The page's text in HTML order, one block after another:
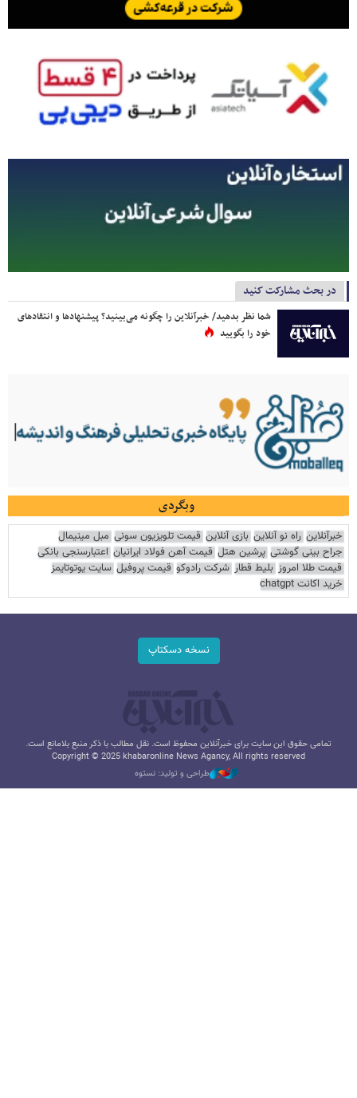
در بحث مشارکت کنید
شما نظر بدهید/ خبرآنلاین را چگونه می‌بینید؟ پیشنهادها و انتقادهای
خود را بگویید
وبگردی
خبرآنلاین راه نو آنلاین بازی آنلاین قیمت تلویزیون سونی مبل مینیمال
جراح بینی گوشتی پرشین هتل قیمت آهن فولاد ایرانیان اعتبارسنجی بانکی
قیمت طلا امروز بلیط قطار شرکت رادوکو قیمت پروفیل سایت یوتوتایمز
خرید اکانت chatgpt
نسخه دسکتاپ
تمامی حقوق این سایت برای خبرآنلاین محفوظ است. نقل مطالب با ذکر منبع بلامانع است.
Copyright © 2025 khabaronline News Agancy, All rights reserved
طراحی و تولید: نستوه